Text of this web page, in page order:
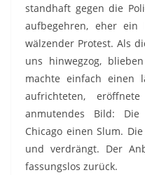
standhaft gegen die
aufbegehren, eher
wälzender Protest. Als
uns hinwegzog,
machte einfach einen
aufrichteten,
anmutendes Bild:
Chicago einen Slum.
und verdrängt. Der
fassungslos zurück.